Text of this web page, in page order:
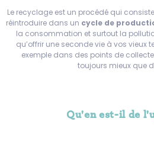
Le recyclage est un procédé qui
réintroduire dans un cycle de
la consommation et surtout la
qu’offrir une seconde vie à vos vieux
exemple dans des points de
toujours mieux que
Qu'en est-il de